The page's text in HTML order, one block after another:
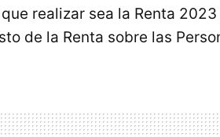
realizar sea la Renta
de la Renta sobre las